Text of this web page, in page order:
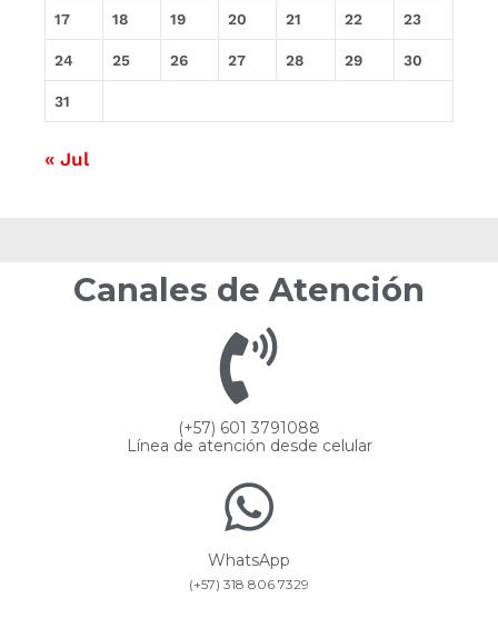
17 18 19 20 21 22 23
24 25 26 27 28 29 30
31
« Jul
Canales de Atención
(+57) 601 3791088
Línea de atención desde celular
WhatsApp
(+57) 318 806 7329